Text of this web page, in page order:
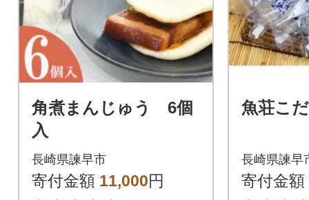
角煮まんじゅう 6個
入
長崎県諫早市
寄付金額 11,000円
魚荘こ
長崎県諫早
寄付金額